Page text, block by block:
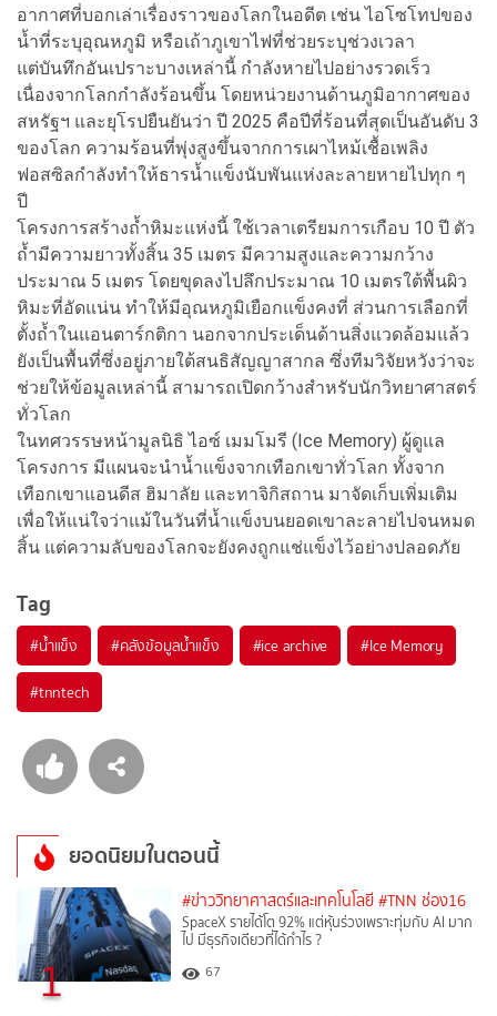
อากาศที่บอกเล่าเรื่องราวของโลกในอดีต เช่น ไอโซโทปของ
น้ำที่ระบุอุณหภูมิ หรือเถ้าภูเขาไฟที่ช่วยระบุช่วงเวลา
แต่บันทึกอันเปราะบางเหล่านี้ กำลังหายไปอย่างรวดเร็ว
เนื่องจากโลกกำลังร้อนขึ้น โดยหน่วยงานด้านภูมิอากาศของ
สหรัฐฯ และยุโรปยืนยันว่า ปี 2025 คือปีที่ร้อนที่สุดเป็นอันดับ 3
ของโลก ความร้อนที่พุ่งสูงขึ้นจากการเผาไหม้เชื้อเพลิง
ฟอสซิลกำลังทำให้ธารน้ำแข็งนับพันแห่งละลายหายไปทุก ๆ
ปี
โครงการสร้างถ้ำหิมะแห่งนี้ ใช้เวลาเตรียมการเกือบ 10 ปี ตัว
ถ้ำมีความยาวทั้งสิ้น 35 เมตร มีความสูงและความกว้าง
ประมาณ 5 เมตร โดยขุดลงไปลึกประมาณ 10 เมตรใต้พื้นผิว
หิมะที่อัดแน่น ทำให้มีอุณหภูมิเยือกแข็งคงที่ ส่วนการเลือกที่
ตั้งถ้ำในแอนตาร์กติกา นอกจากประเด็นด้านสิ่งแวดล้อมแล้ว
ยังเป็นพื้นที่ซึ่งอยู่ภายใต้สนธิสัญญาสากล ซึ่งทีมวิจัยหวังว่าจะ
ช่วยให้ข้อมูลเหล่านี้ สามารถเปิดกว้างสำหรับนักวิทยาศาสตร์
ทั่วโลก
ในทศวรรษหน้ามูลนิธิ ไอซ์ เมมโมรี (Ice Memory) ผู้ดูแล
โครงการ มีแผนจะนำน้ำแข็งจากเทือกเขาทั่วโลก ทั้งจาก
เทือกเขาแอนดีส ฮิมาลัย และทาจิกิสถาน มาจัดเก็บเพิ่มเติม
เพื่อให้แน่ใจว่าแม้ในวันที่น้ำแข็งบนยอดเขาละลายไปจนหมด
สิ้น แต่ความลับของโลกจะยังคงถูกแช่แข็งไว้อย่างปลอดภัย
Tag
#น้ำแข็ง #คลังข้อมูลน้ำแข็ง #ice archive #Ice Memory
#tnntech
ยอดนิยมในตอนนี้
1
#ข่าววิทยาศาสตร์และเทคโนโลยี #TNN ช่อง16
SpaceX รายได้โต 92% แต่หุ้นร่วงเพราะทุ่มกับ AI มาก
ไป มีธุรกิจเดียวที่ได้กำไร ?
67